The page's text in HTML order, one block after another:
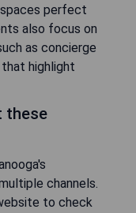
perfect
also focus on
as concierge
highlight
these
channels.
to check